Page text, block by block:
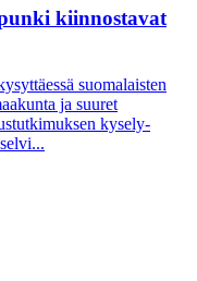
kiinnostavat
suomalaisten
ja suuret
kysely­